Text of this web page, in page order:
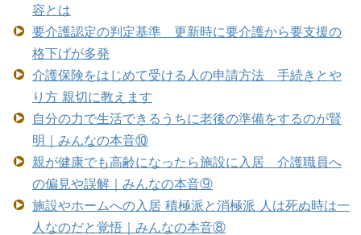
容とは
要介護認定の判定基準 更新時に要介護から要支援の
格下げが多発
介護保険をはじめて受ける人の申請方法 手続きとや
り方 親切に教えます
自分の力で生活できるうちに老後の準備をするのが賢
明｜みんなの本音⑩
親が健康でも高齢になったら施設に入居 介護職員へ
の偏見や誤解｜みんなの本音⑨
施設やホームへの入居 積極派と消極派 人は死ぬ時は一
人なのだと覚悟｜みんなの本音⑧